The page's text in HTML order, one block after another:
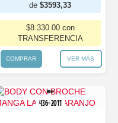
de $3593,33
$8.330.00 con
TRANSFERENCIA
COMPRAR VER MÁS
436-2011